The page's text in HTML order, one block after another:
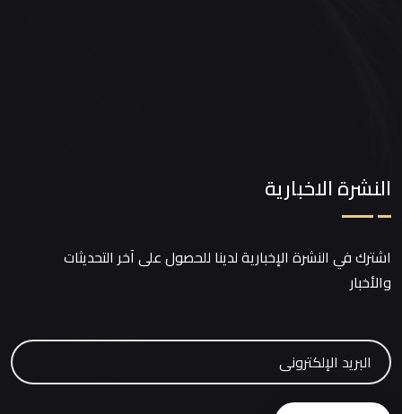
النشرة الاخبارية
اشترك في النشرة الإخبارية لدينا للحصول على آخر التحديثات
والأخبار